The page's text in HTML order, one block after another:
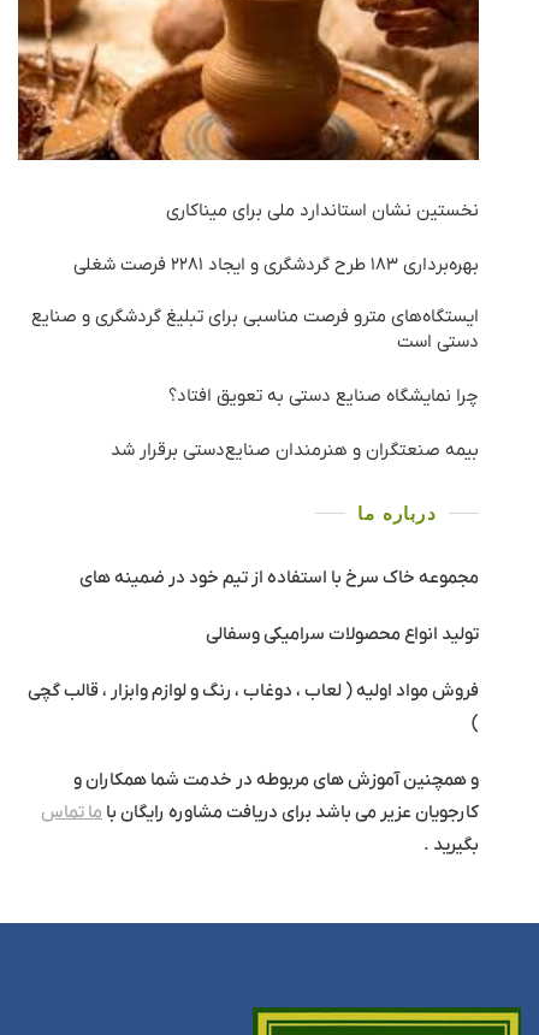
نخستین نشان استاندارد ملی برای میناکاری
بهره‌برداری ١٨٣ طرح گردشگری و ایجاد ٢٢٨١ فرصت شغلی
ایستگاه‌های مترو فرصت مناسبی برای تبلیغ گردشگری و صنایع
دستی است
چرا نمایشگاه صنایع دستی به تعویق افتاد؟
بیمه صنعتگران و هنرمندان صنایع‌دستی برقرار شد
درباره ما
مجموعه خاک سرخ با استفاده از تیم خود در ضمینه های
تولید انواع محصولات سرامیکی وسفالی
فروش مواد اولیه ( لعاب ، دوغاب ، رنگ و لوازم وابزار ، قالب گچی
)
و همچنین آموزش های مربوطه در خدمت شما همکاران و
کارجویان عزیر می باشد برای دریافت مشاوره رایگان با ما تماس
بگیرید .